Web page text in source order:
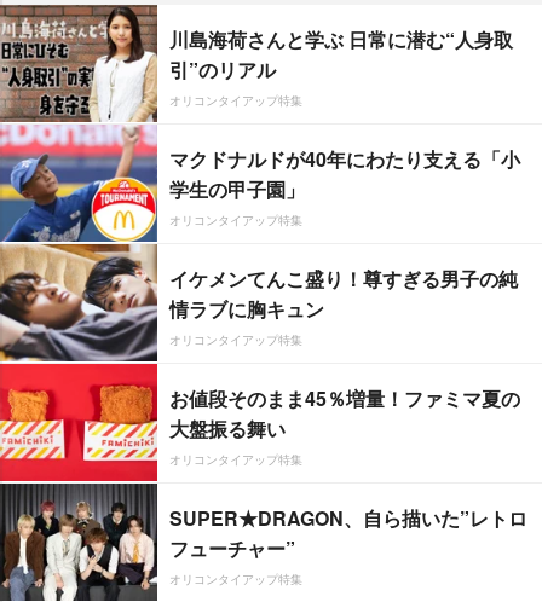
川島海荷さんと学ぶ 日常に潜む“人身取
引”のリアル
オリコンタイアップ特集
マクドナルドが40年にわたり支える「小
学生の甲子園」
オリコンタイアップ特集
イケメンてんこ盛り！尊すぎる男子の純
情ラブに胸キュン
オリコンタイアップ特集
お値段そのまま45％増量！ファミマ夏の
大盤振る舞い
オリコンタイアップ特集
SUPER★DRAGON、自ら描いた”レトロ
フューチャー”
オリコンタイアップ特集